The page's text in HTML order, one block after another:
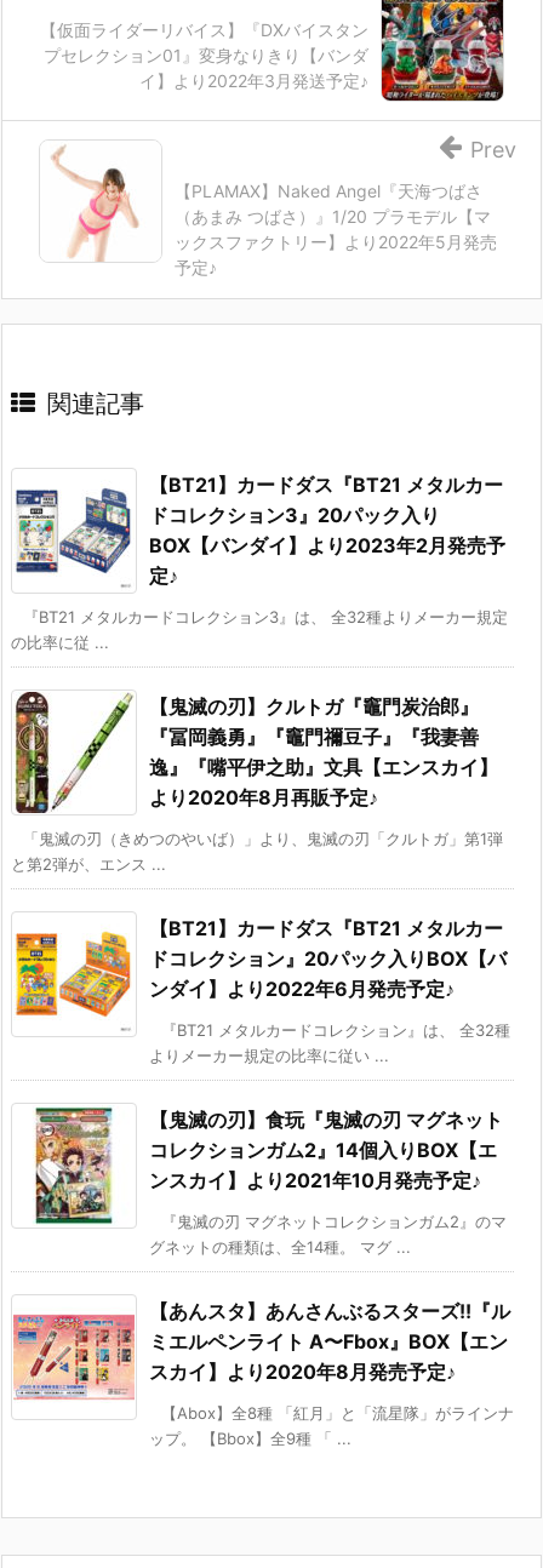
【仮面ライダーリバイス】『DXバイスタン
プセレクション01』変身なりきり【バンダ
イ】より2022年3月発送予定♪
【PLAMAX】Naked Angel『天海つばさ
（あまみ つばさ）』1/20 プラモデル【マ
ックスファクトリー】より2022年5月発売
予定♪
Prev
関連記事
【BT21】カードダス『BT21 メタルカー
ドコレクション3』20パック入り
BOX【バンダイ】より2023年2月発売予
定♪
『BT21 メタルカードコレクション3』は、 全32種よりメーカー規定
の比率に従 ...
【鬼滅の刃】クルトガ『竈門炭治郎』
『冨岡義勇』『竈門禰豆子』『我妻善
逸』『嘴平伊之助』文具【エンスカイ】
より2020年8月再販予定♪
「鬼滅の刃（きめつのやいば）」より、鬼滅の刃「クルトガ」第1弾
と第2弾が、エンス ...
【BT21】カードダス『BT21 メタルカー
ドコレクション』20パック入りBOX【バ
ンダイ】より2022年6月発売予定♪
『BT21 メタルカードコレクション』は、 全32種
よりメーカー規定の比率に従い ...
【鬼滅の刃】食玩『鬼滅の刃 マグネット
コレクションガム2』14個入りBOX【エ
ンスカイ】より2021年10月発売予定♪
『鬼滅の刃 マグネットコレクションガム2』のマ
グネットの種類は、全14種。 マグ ...
【あんスタ】あんさんぶるスターズ!!『ル
ミエルペンライト A〜Fbox』BOX【エン
スカイ】より2020年8月発売予定♪
【Abox】全8種 「紅月」と「流星隊」がラインナ
ップ。 【Bbox】全9種 「 ...